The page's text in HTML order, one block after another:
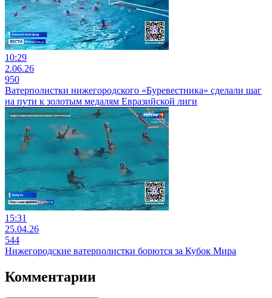
10:29
2.06.26
950
Ватерполистки нижегородского «Буревестника» сделали шаг
на пути к золотым медалям Евразийской лиги
15:31
25.04.26
544
Нижегородские ватерполистки борются за Кубок Мира
Комментарии